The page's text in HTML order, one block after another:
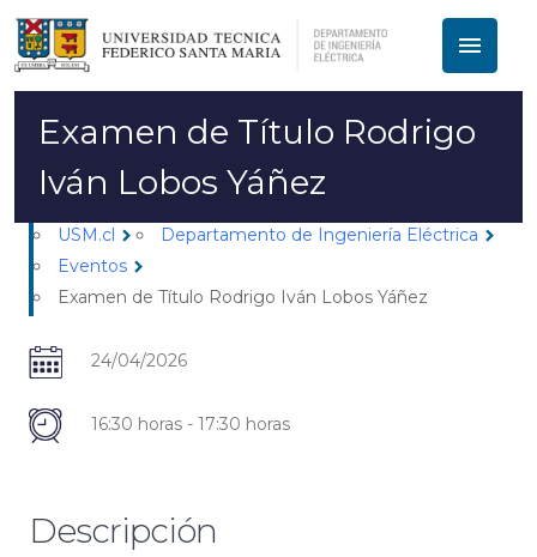
menu
Examen de Título Rodrigo
Iván Lobos Yáñez
USM.cl chevron_right Departamento de Ingeniería Eléctrica chevron_right
Eventos chevron_right
Examen de Título Rodrigo Iván Lobos Yáñez
24/04/2026
16:30 horas - 17:30 horas
Descripción